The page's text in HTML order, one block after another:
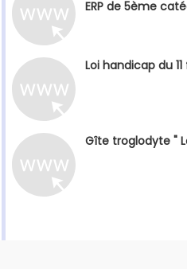
ERP de 5ème
Loi handicap du
Gîte troglodyte "